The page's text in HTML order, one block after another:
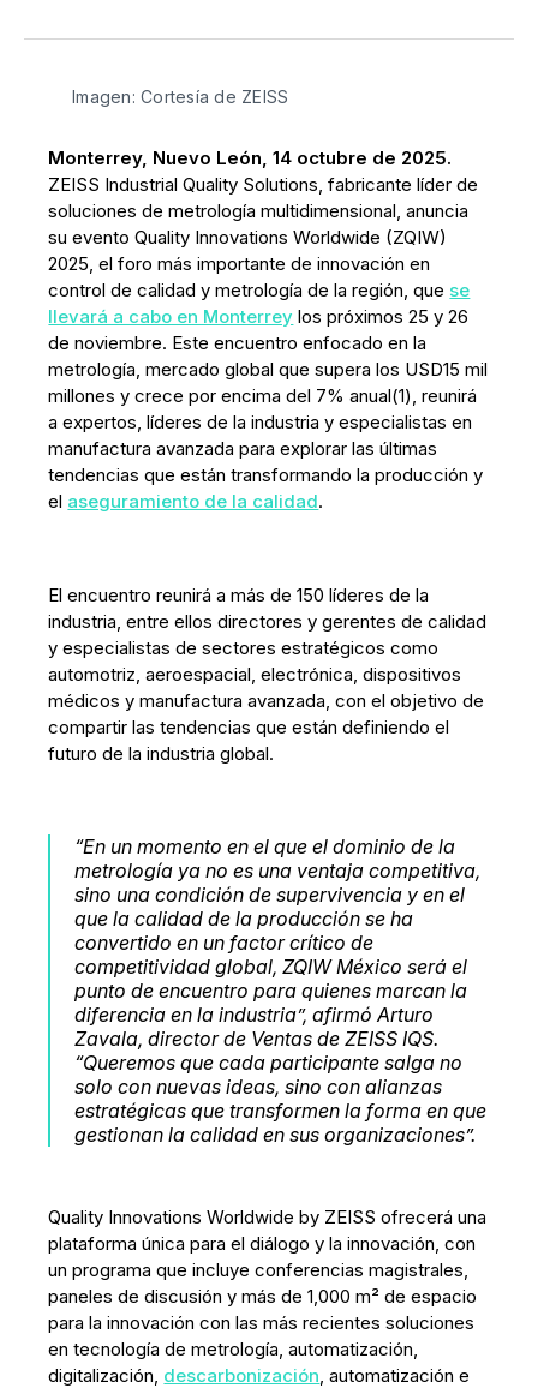
Facebook
Pinterest
LinkedInWhatsApp
Email
Imagen: Cortesía de ZEISS
Monterrey, Nuevo León, 14 octubre de 2025.
ZEISS Industrial Quality Solutions, fabricante líder de
soluciones de metrología multidimensional, anuncia
su evento Quality Innovations Worldwide (ZQIW)
2025, el foro más importante de innovación en
control de calidad y metrología de la región, que se
llevará a cabo en Monterrey los próximos 25 y 26
de noviembre. Este encuentro enfocado en la
metrología, mercado global que supera los USD15 mil
millones y crece por encima del 7% anual(1), reunirá
a expertos, líderes de la industria y especialistas en
manufactura avanzada para explorar las últimas
tendencias que están transformando la producción y
el aseguramiento de la calidad.
El encuentro reunirá a más de 150 líderes de la
industria, entre ellos directores y gerentes de calidad
y especialistas de sectores estratégicos como
automotriz, aeroespacial, electrónica, dispositivos
médicos y manufactura avanzada, con el objetivo de
compartir las tendencias que están definiendo el
futuro de la industria global.
“En un momento en el que el dominio de la
metrología ya no es una ventaja competitiva,
sino una condición de supervivencia y en el
que la calidad de la producción se ha
convertido en un factor crítico de
competitividad global, ZQIW México será el
punto de encuentro para quienes marcan la
diferencia en la industria”,afirmó Arturo
Zavala, director de Ventas de ZEISS IQS.
“Queremos que cada participante salga no
solo con nuevas ideas, sino con alianzas
estratégicas que transformen la forma en que
gestionan la calidad en sus organizaciones”.
Quality Innovations Worldwide by ZEISS ofrecerá una
plataforma única para el diálogo y la innovación, con
un programa que incluye conferencias magistrales,
paneles de discusión y más de 1,000 m² de espacio
para la innovación con las más recientes soluciones
en tecnología de metrología, automatización,
digitalización, descarbonización, automatización e